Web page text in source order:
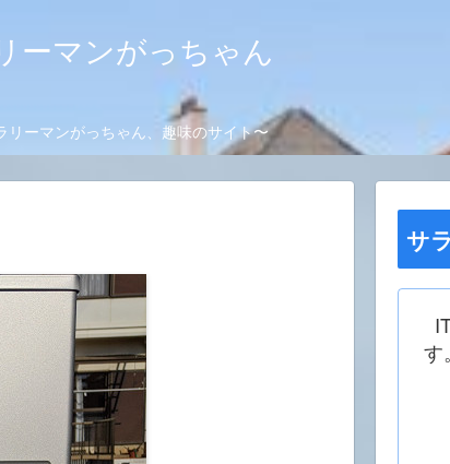
ーマンがっちゃん
リーマンがっちゃん、趣味のサイト〜
サ
す